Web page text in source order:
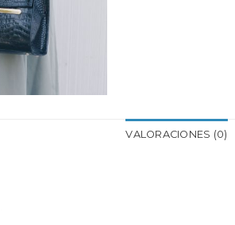
VALORACIONES (0)